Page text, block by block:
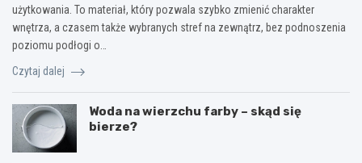
użytkowania. To materiał, który pozwala szybko zmienić charakter
wnętrza, a czasem także wybranych stref na zewnątrz, bez podnoszenia
poziomu podłogi o…
Czytaj dalej
Woda na wierzchu farby – skąd się
bierze?